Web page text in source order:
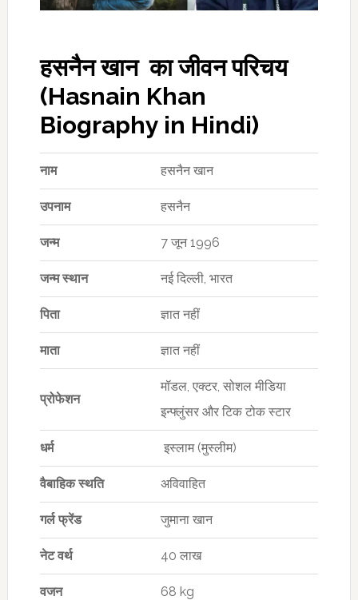
हसनैन खान का जीवन परिचय
(Hasnain Khan
Biography in Hindi)
नाम हसनैन खान
उपनाम हसनैन
जन्म 7 जून 1996
जन्म स्थान नई दिल्ली, भारत
पिता ज्ञात नहीं
माता ज्ञात नहीं
प्रोफेशन
मॉडल, एक्टर, सोशल मीडिया
इन्फ्लुंसर और टिक टोक स्टार
धर्म इस्लाम (मुस्लीम)
वैबाहिक स्थति अविवाहित
गर्ल फ्रेंड जुमाना खान
नेट वर्थ 40 लाख
वजन 68 kg